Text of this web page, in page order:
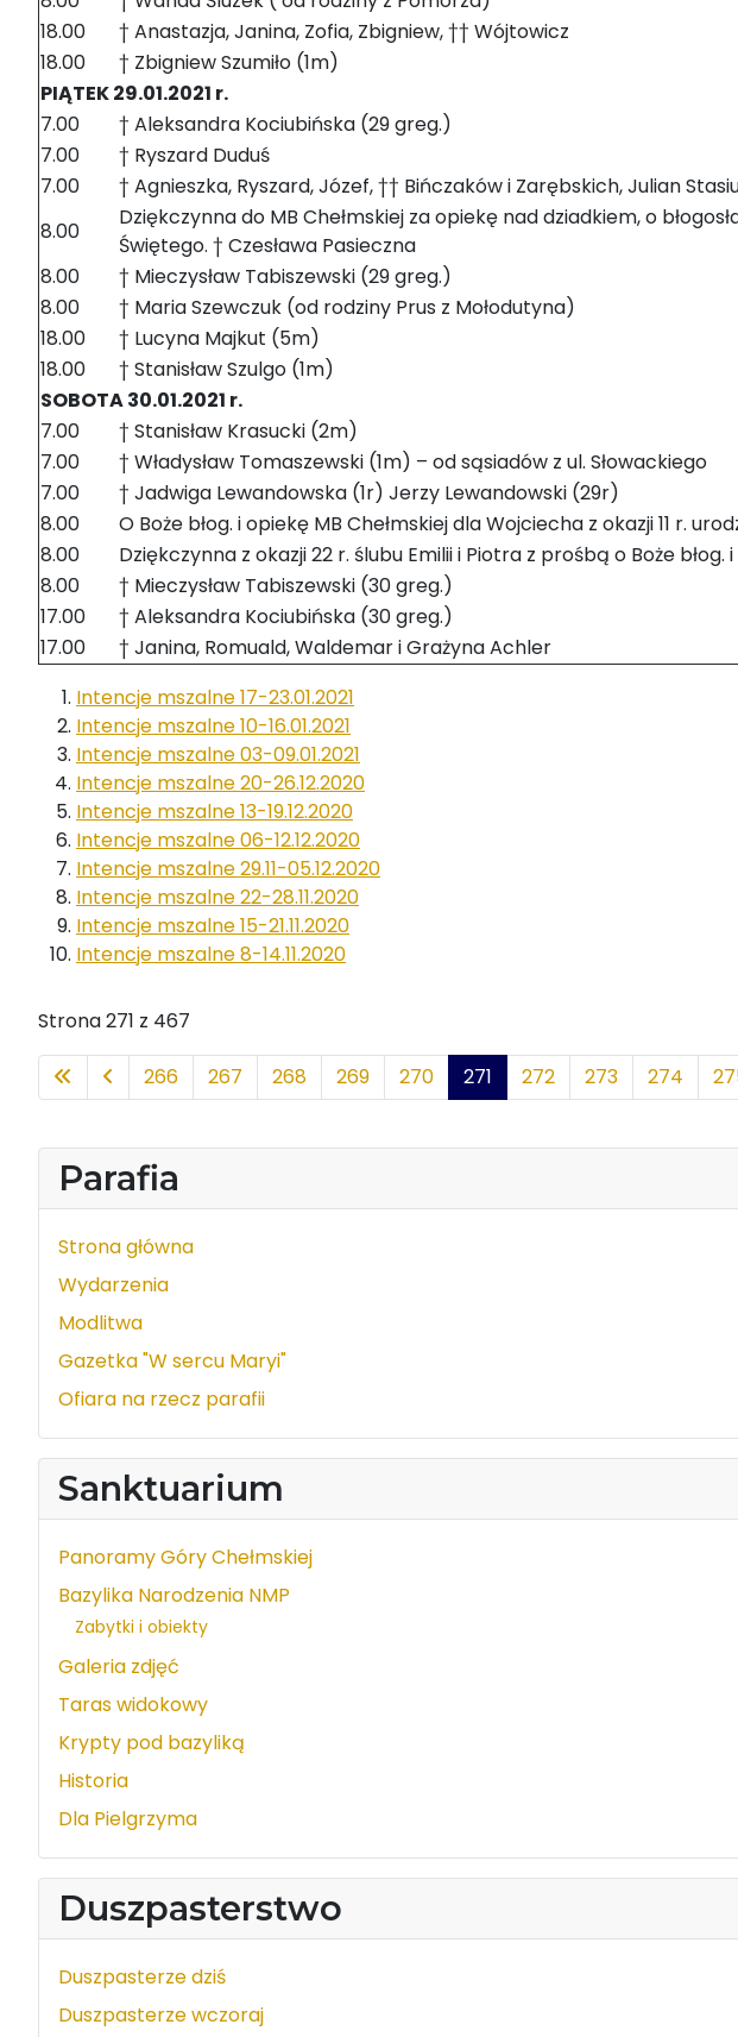
Parafia
Strona główna
Wydarzenia
Modlitwa
Gazetka "W sercu Maryi"
Ofiara na rzecz parafii
Sanktuarium
Panoramy Góry Chełmskiej
Bazylika Narodzenia NMP
Zabytki i obiekty
Galeria zdjęć
Taras widokowy
Krypty pod bazyliką
Historia
Dla Pielgrzyma
Duszpasterstwo
Duszpasterze dziś
Duszpasterze wczoraj
18.00
† Anastazja, Janina, Zofia, Zbigniew, †† Wójtowicz
18.00
† Zbigniew Szumiło (1m)
PIĄTEK 29.01.2021 r.
7.00
† Aleksandra Kociubińska (29 greg.)
7.00
† Ryszard Duduś
7.00
† Agnieszka, Ryszard, Józef, †† Bińczaków i Zarębskich, Julian
8.00
Dziękczynna do MB Chełmskiej za opiekę nad dziadkiem, o
Świętego. † Czesława Pasieczna
8.00
† Mieczysław Tabiszewski (29 greg.)
8.00
† Maria Szewczuk (od rodziny Prus z Mołodutyna)
18.00
† Lucyna Majkut (5m)
18.00
† Stanisław Szulgo (1m)
SOBOTA 30.01.2021 r.
7.00
† Stanisław Krasucki (2m)
7.00
† Władysław Tomaszewski (1m) – od sąsiadów z ul. Słowackiego
7.00
† Jadwiga Lewandowska (1r) Jerzy Lewandowski (29r)
8.00
O Boże błog. i opiekę MB Chełmskiej dla Wojciecha z okazji 11 r.
8.00
Dziękczynna z okazji 22 r. ślubu Emilii i Piotra z prośbą o Boże błog.
8.00
† Mieczysław Tabiszewski (30 greg.)
17.00
† Aleksandra Kociubińska (30 greg.)
17.00
† Janina, Romuald, Waldemar i Grażyna Achler
Intencje mszalne 17-23.01.2021
Intencje mszalne 10-16.01.2021
Intencje mszalne 03-09.01.2021
Intencje mszalne 20-26.12.2020
Intencje mszalne 13-19.12.2020
Intencje mszalne 06-12.12.2020
Intencje mszalne 29.11-05.12.2020
Intencje mszalne 22-28.11.2020
Intencje mszalne 15-21.11.2020
Intencje mszalne 8-14.11.2020
Strona 271 z 467
266 267 268 269 270 271 272 273 274